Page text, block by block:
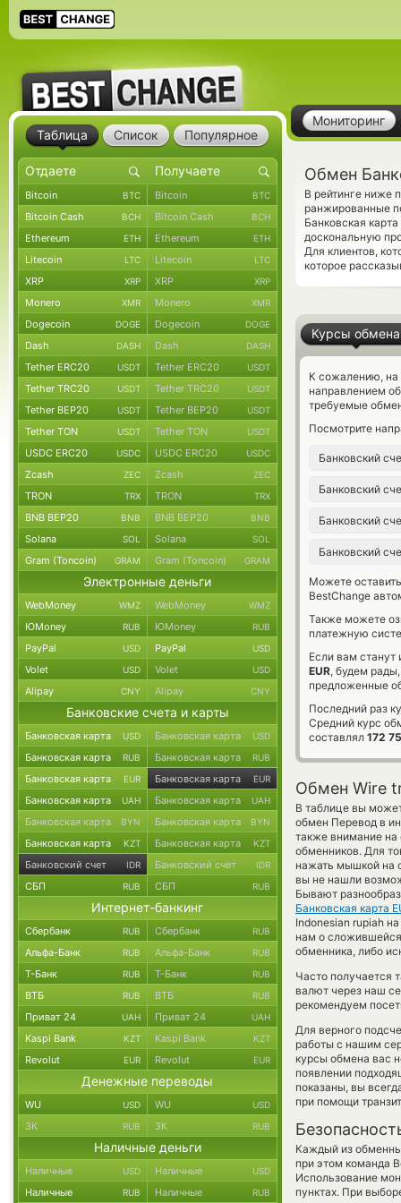
Мониторинг
Обмен
В рейтинге ниже
ранжированные
Банковская
доскональную
Для клиентов,
которое
Курсы обмена
К сожалению, на
направлением
требуемые
Посмотрите
Банковский
Банковский
Банковский
Банковский
Можете
BestChange
Также можете
платежную
Если вам
EUR, будем
предложенные
Последний раз
Средний курс
составлял 172
Обмен Wire
В таблице вы
обмен Перевод в
также внимание на
обменников. Для
нажать мышкой на
вы не нашли
Бывают
Банковская карта
Indonesian rupiah
нам о
обменника, либо
Часто получается
валют через наш
рекомендуем
Для верного
работы с нашим
курсы обмена вас
появлении
показаны, вы
при помощи
Каждый из
при этом команда
Использование
пунктах. При
Таблица Список Популярное
Bitcoin BTC Bitcoin BTC
Bitcoin Cash BCH Bitcoin Cash BCH
Ethereum ETH Ethereum ETH
Litecoin LTC Litecoin LTC
XRP XRP XRP XRP
Monero XMR Monero XMR
Dogecoin DOGE Dogecoin DOGE
Dash DASH Dash DASH
Tether ERC20 USDT Tether ERC20 USDT
Tether TRC20 USDT Tether TRC20 USDT
Tether BEP20 USDT Tether BEP20 USDT
Tether TON USDT Tether TON USDT
USDC ERC20 USDC USDC ERC20 USDC
Zcash ZEC Zcash ZEC
TRON TRX TRON TRX
BNB BEP20 BNB BNB BEP20 BNB
Solana SOL Solana SOL
Gram (Toncoin) GRAM Gram (Toncoin) GRAM
Электронные деньги
WebMoney WMZ WebMoney WMZ
ЮMoney RUB ЮMoney RUB
PayPal USD PayPal USD
Volet USD Volet USD
Alipay CNY Alipay CNY
Банковские счета и карты
Банковская карта USD Банковская карта USD
Банковская карта RUB Банковская карта RUB
Банковская карта EUR Банковская карта EUR
Банковская карта UAH Банковская карта UAH
Банковская карта BYN Банковская карта BYN
Банковская карта KZT Банковская карта KZT
Банковский счет IDR Банковский счет IDR
СБП RUB СБП RUB
Интернет-банкинг
Сбербанк RUB Сбербанк RUB
Альфа-Банк RUB Альфа-Банк RUB
Т-Банк RUB Т-Банк RUB
ВТБ RUB ВТБ RUB
Приват 24 UAH Приват 24 UAH
Kaspi Bank KZT Kaspi Bank KZT
Revolut EUR Revolut EUR
Денежные переводы
WU USD WU USD
ЗК RUB ЗК RUB
Наличные деньги
Наличные USD Наличные USD
Наличные RUB Наличные RUB